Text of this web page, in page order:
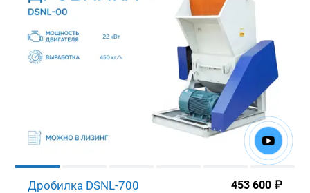
Дробилка DSNL-700 453 600 ₽